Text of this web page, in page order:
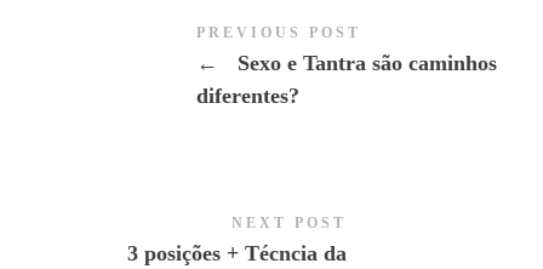
PREVIOUS POST
←
Sexo e Tantra são caminhos
diferentes?
NEXT POST
3 posições + Técncia da